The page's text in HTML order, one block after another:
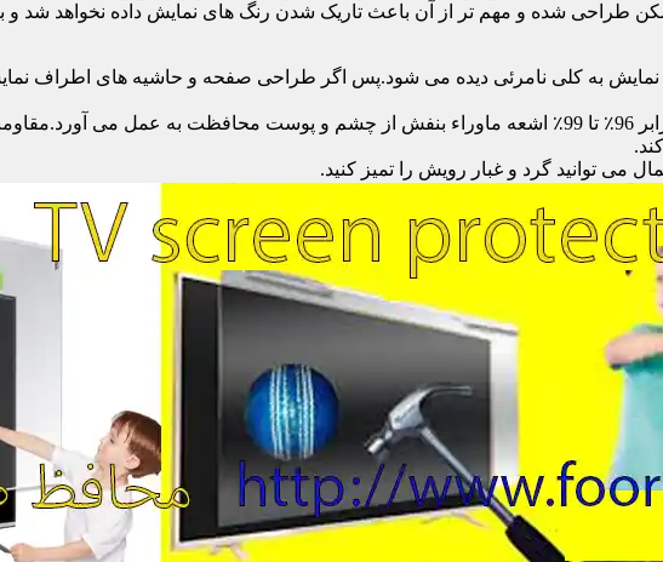
شده و مهم تر از آن باعث تاریک شدن رنگ های نمایش داده نخواهد شد و با
به کلی نامرئی دیده می شود.پس اگر طراحی صفحه و حاشیه های اطراف
می توانید گرد و غبار رویش را تمیز کنید.